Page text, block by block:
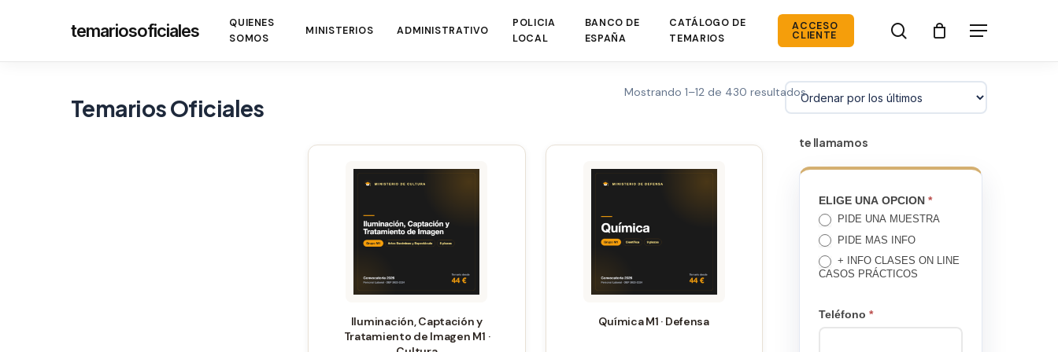
temariosoficiales
QUIENES
SOMOS
MINISTERIOS ADMINISTRATIVO
POLICIA
LOCAL
BANCO DE
ESPAÑA
CATÁLOGO DE
TEMARIOS
ACCESO
CLIENTE search Menú
Temarios Oficiales
Mostrando 1–12 de 430 resultadosOrdenado
por
Iluminación, Captación y
Tratamiento de Imagen M1 ·
Este
múltiples
opciones
pueden
Química M1 · Defensa
Este
opciones
te llamamos
TE
LLAMAMOS
ELIGE UNA OPCION*
PIDE UNA MUESTRA
PIDE MAS INFO
+ INFO CLASES ON LINE
CASOS PRÁCTICOS
Teléfono*